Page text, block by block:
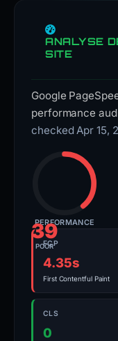
ANALYSE
SITE
Google
performance
checked Apr 15,
39
POOR
PERFORMANCE
FCP
4.35s
First Contentful Paint
CLS
0